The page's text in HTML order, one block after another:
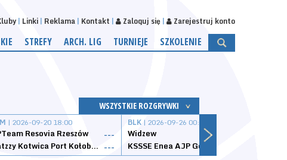
Linki Reklama Kontakt Zaloguj się Zarejestruj konto
STREFY ARCH. LIG TURNIEJE SZKOLENIE
WSZYSTKIE ROZGRYWKI
| 2026-09-20 18:00
Resovia Rzeszów
---
Datzzy Kotwica Port Kołobrzeg ---
BLK | 2026-09-26 00:00
Widzew